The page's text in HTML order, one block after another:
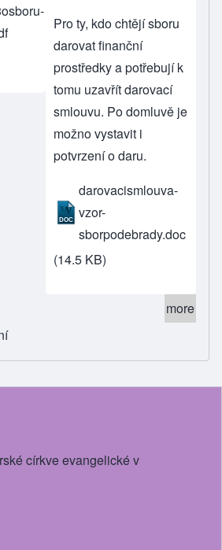
Pro ty, kdo chtějí sboru
darovat finanční
prostředky a potřebují k
tomu uzavřít darovací
smlouvu. Po domluvě je
možno vystavit i
potvrzení o daru.
darovacismlouva-
vzor-
sborpodebrady.doc
(14.5 KB)
more
církve evangelické v